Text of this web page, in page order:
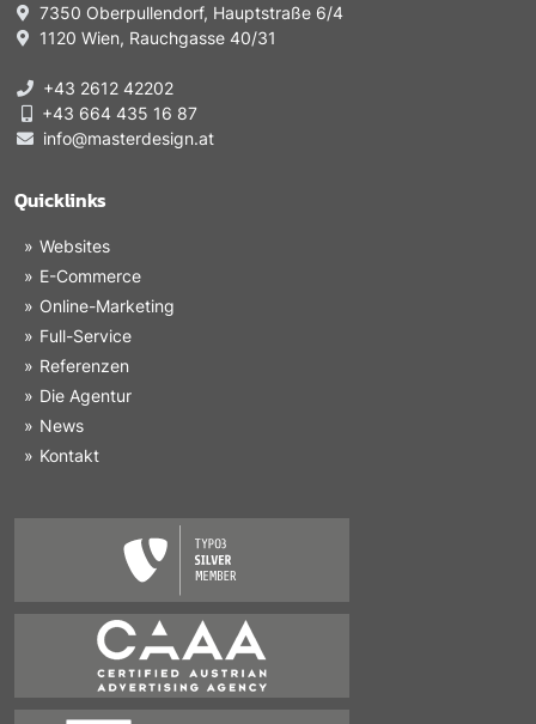
7350 Oberpullendorf, Hauptstraße 6/4
1120 Wien, Rauchgasse 40/31
+43 2612 42202
+43 664 435 16 87
info@masterdesign.at
Quicklinks
Websites
E-Commerce
Online-Marketing
Full-Service
Referenzen
Die Agentur
News
Kontakt